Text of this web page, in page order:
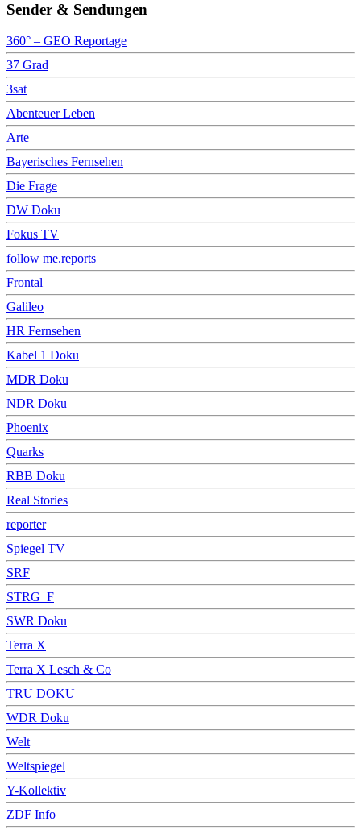
Sender & Sendungen
360° – GEO Reportage
37 Grad
3sat
Abenteuer Leben
Arte
Bayerisches Fernsehen
Die Frage
DW Doku
Fokus TV
follow me.reports
Frontal
Galileo
HR Fernsehen
Kabel 1 Doku
MDR Doku
NDR Doku
Phoenix
Quarks
RBB Doku
Real Stories
reporter
Spiegel TV
SRF
STRG_F
SWR Doku
Terra X
Terra X Lesch & Co
TRU DOKU
WDR Doku
Welt
Weltspiegel
Y-Kollektiv
ZDF Info